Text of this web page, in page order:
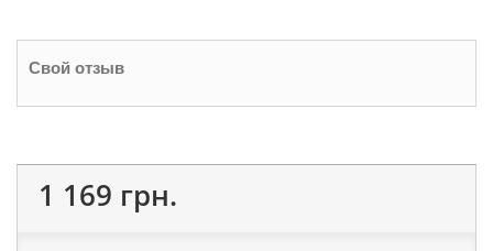
Свой отзыв
1 169 грн.